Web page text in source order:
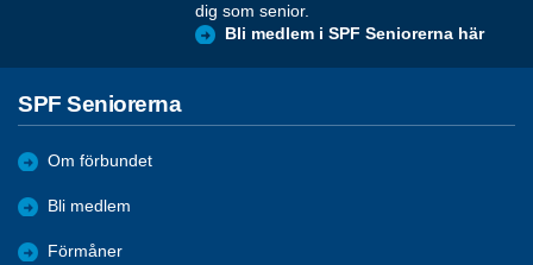
dig som senior.
Bli medlem i SPF Seniorerna här
SPF Seniorerna
Om förbundet
Bli medlem
Förmåner